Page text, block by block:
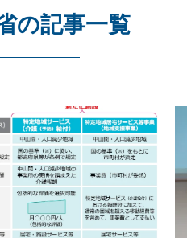
の記事一覧